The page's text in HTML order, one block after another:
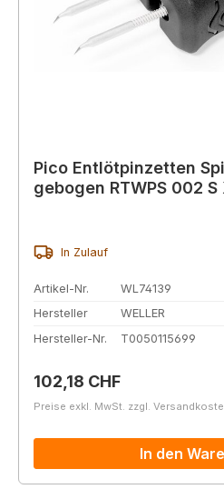
Pico Entlötpinzetten
gebogen RTWPS 002
In Zulauf
Artikel-Nr.
WL74139
Hersteller
WELLER
Hersteller-Nr.
T0050115699
Regulärer Preis:
102,18 CHF
Preise exkl. MwSt. zzgl.
In den